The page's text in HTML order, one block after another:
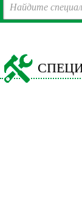
Найдите